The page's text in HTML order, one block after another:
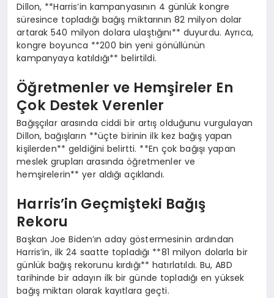
Dillon, **Harris’in kampanyasının 4 günlük kongre
süresince topladığı bağış miktarının 82 milyon dolar
artarak 540 milyon dolara ulaştığını** duyurdu. Ayrıca,
kongre boyunca **200 bin yeni gönüllünün
kampanyaya katıldığı** belirtildi.
Öğretmenler ve Hemşireler En
Çok Destek Verenler
Bağışçılar arasında ciddi bir artış olduğunu vurgulayan
Dillon, bağışların **üçte birinin ilk kez bağış yapan
kişilerden** geldiğini belirtti. **En çok bağışı yapan
meslek grupları arasında öğretmenler ve
hemşirelerin** yer aldığı açıklandı.
Harris’in Geçmişteki Bağış
Rekoru
Başkan Joe Biden’ın aday göstermesinin ardından
Harris’in, ilk 24 saatte topladığı **81 milyon dolarla bir
günlük bağış rekorunu kırdığı** hatırlatıldı. Bu, ABD
tarihinde bir adayın ilk bir günde topladığı en yüksek
bağış miktarı olarak kayıtlara geçti.